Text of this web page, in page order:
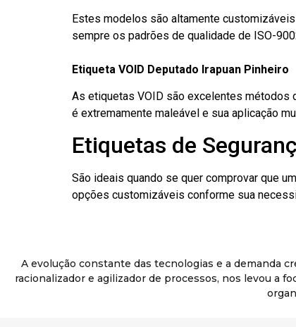
Estes modelos são altamente
sempre os padrões de qualidade de ISO-
Etiqueta VOID Deputado Irapuan Pinheiro
As etiquetas VOID são excelentes métodos
é extremamente maleável e sua aplicação
Etiquetas de
São ideais quando se quer comprovar que
opções customizáveis conforme sua
A evolução constante das tecnologias e a demanda
racionalizador e agilizador de processos, nos levou a